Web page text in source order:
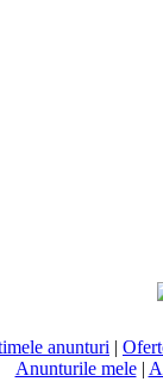
anunturi |
Anunturile mele|